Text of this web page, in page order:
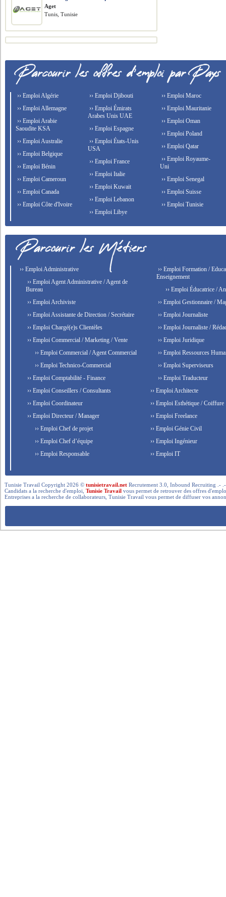
Aget
Tunis, Tunisie
›› Emploi Algérie
›› Emploi Allemagne
›› Emploi Arabie
Saoudite KSA
›› Emploi Australie
›› Emploi Belgique
›› Emploi Bénin
›› Emploi Cameroun
›› Emploi Canada
›› Emploi Côte d'Ivoire
›› Emploi Djibouti
›› Emploi Émirats
Arabes Unis UAE
›› Emploi Espagne
›› Emploi États-Unis
USA
›› Emploi France
›› Emploi Italie
›› Emploi Kuwait
›› Emploi Lebanon
›› Emploi Libye
›› Emploi Maroc
›› Emploi Mauritanie
›› Emploi Oman
›› Emploi Poland
›› Emploi Qatar
›› Emploi Royaume-
Uni
›› Emploi Senegal
›› Emploi Suisse
›› Emploi Tunisie
›› Emploi Administrative
›› Emploi Agent Administrative / Agent de
Bureau
›› Emploi Archiviste
›› Emploi Assistante de Direction / Secrétaire
›› Emploi Chargé(e)s Clientèles
›› Emploi Commercial / Marketing / Vente
›› Emploi Commercial / Agent Commercial
›› Emploi Technico-Commercial
›› Emploi Comptabilité - Finance
›› Emploi Conseillers / Consultants
›› Emploi Coordinateur
›› Emploi Directeur / Manager
›› Emploi Chef de projet
›› Emploi Chef d’équipe
›› Emploi Responsable
›› Emploi Formation /
Enseignement
›› Emploi Éducatrice /
›› Emploi Gestionnaire /
›› Emploi Journaliste
›› Emploi Journaliste /
›› Emploi Juridique
›› Emploi Ressources
›› Emploi Superviseurs
›› Emploi Traducteur
›› Emploi Architecte
›› Emploi Esthétique / Coiffure
›› Emploi Freelance
›› Emploi Génie Civil
›› Emploi Ingénieur
›› Emploi IT
Tunisie Travail Copyright 2026 ©tunisietravail.net Recrutement 3.0, Inbound Recruiting .-
Candidats a la recherche d'emploi,Tunisie Travail vous permet de retrouver des offres
Entreprises a la recherche de collaborateurs, Tunisie Travail vous permet de diffuser vos